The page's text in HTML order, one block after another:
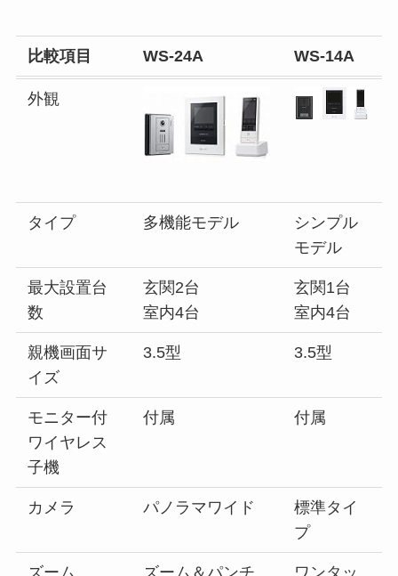
比較項目 WS-24A WS-14A
外観
タイプ 多機能モデル
シンプル
モデル
最大設置台
数
玄関2台
室内4台
玄関1台
室内4台
親機画面サ
イズ
3.5型 3.5型
モニター付
ワイヤレス
子機
付属 付属
カメラ パノラマワイド
標準タイ
プ